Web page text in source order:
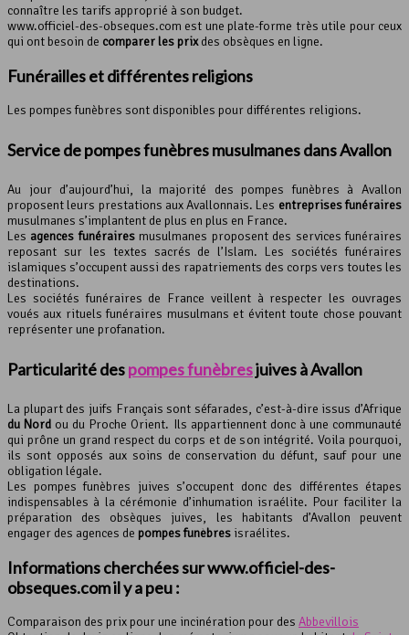
connaître les tarifs approprié à son budget.
www.officiel-des-obseques.com est une plate-forme très utile pour ceux
qui ont besoin de comparer les prixdes obsèques en ligne.
Funérailles et différentes religions
Les pompes funèbres sont disponibles pour différentes religions.
Service de pompes funèbres musulmanes dans Avallon
Au jour d’aujourd’hui, la majorité des pompes funèbres à Avallon
proposent leurs prestations aux Avallonnais. Les entreprises funéraires
musulmanes s’implantent de plus en plus en France.
Les agences funérairesmusulmanes proposent des services funéraires
reposant sur les textes sacrés de l’Islam. Les sociétés funéraires
islamiques s’occupent aussi des rapatriements des corps vers toutes les
destinations.
Les sociétés funéraires de France veillent à respecter les ouvrages
voués aux rituels funéraires musulmans et évitent toute chose pouvant
représenter une profanation.
Particularité despompes funèbresjuives à Avallon
La plupart des juifs Français sont séfarades, c’est-à-dire issus d’Afrique
du Nord ou du Proche Orient. Ils appartiennent donc à une communauté
qui prône un grand respect du corps et de son intégrité. Voila pourquoi,
ils sont opposés aux soins de conservation du défunt, sauf pour une
obligation légale.
Les pompes funèbres juives s’occupent donc des différentes étapes
indispensables à la cérémonie d’inhumation israélite. Pour faciliter la
préparation des obsèques juives, les habitants d’Avallon peuvent
engager des agences de pompes funèbres israélites.
Informations cherchées sur www.officiel-des-
obseques.com il y a peu :
Comparaison des prix pour une incinération pour des Abbevillois